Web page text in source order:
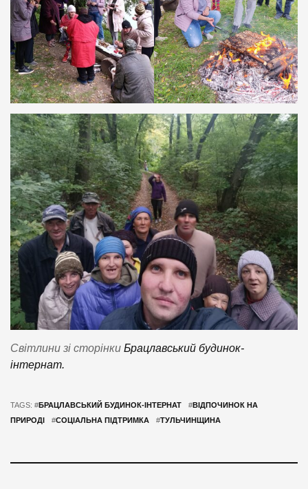
Світлини зі сторінки Брацлавський будинок-
інтернат.
TAGS: #БРАЦЛАВСЬКИЙ БУДИНОК-ІНТЕРНАТ #ВІДПОЧИНОК НА
ПРИРОДІ
#СОЦІАЛЬНА ПІДТРИМКА #ТУЛЬЧИНЩИНА